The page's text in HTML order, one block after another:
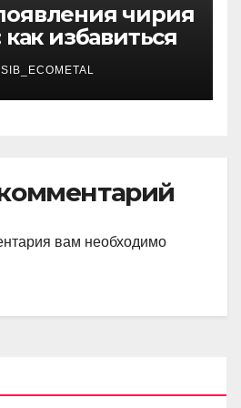
чирия
избавиться
SIB_ECOMETAL
вам необходимо